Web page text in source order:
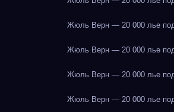
Жюль Верн — 20 000 лье
Жюль Верн — 20 000 лье
Жюль Верн — 20 000 лье
Жюль Верн — 20 000 лье